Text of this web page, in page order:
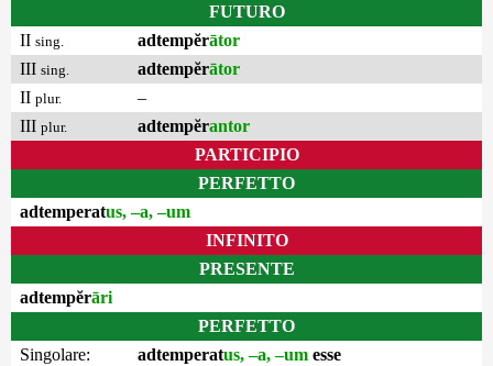
FUTURO
II sing. adtempĕrātor
III sing. adtempĕrātor
II plur.
–
III plur. adtempĕrantor
PARTICIPIO
PERFETTO
adtemperatus, –a, –um
INFINITO
PRESENTE
adtempĕrāri
PERFETTO
Singolare:
adtemperatus, –a, –um esse